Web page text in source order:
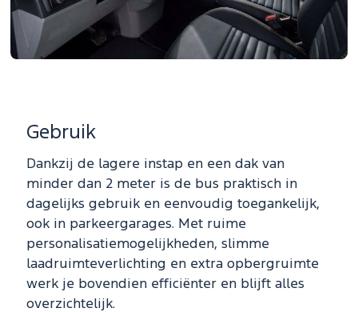
Gebruik
Dankzij de lagere instap en een dak van
minder dan 2 meter is de bus praktisch in
dagelijks gebruik en eenvoudig toegankelijk,
ook in parkeergarages. Met ruime
personalisatie­mogelijkheden, slimme
laadruimteverlichting en extra opbergruimte
werk je bovendien efficiënter en blijft alles
overzichtelijk.